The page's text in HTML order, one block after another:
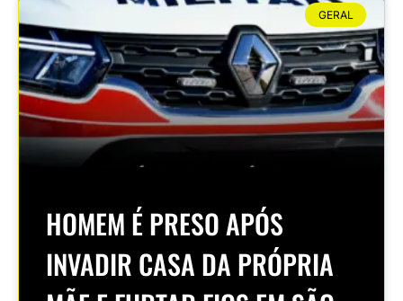
GERAL
HOMEM É PRESO APÓS
INVADIR CASA DA PRÓPRIA